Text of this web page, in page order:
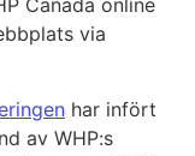
Canada online
via
har infört
av WHP:s